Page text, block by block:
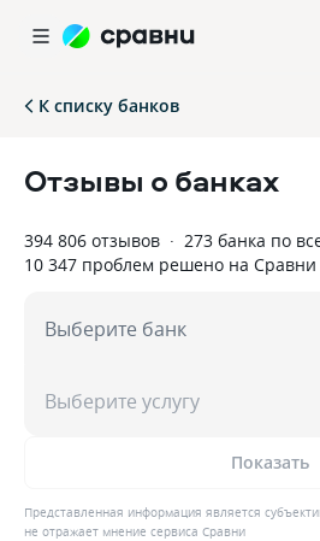
К списку банков
Отзывы о банках
394 806 отзывов · 273 банка по
10 347 проблем решено на Сравни
Выберите банк
Выберите услугу
Показать
Представленная информация является
не отражает мнение сервиса Сравни